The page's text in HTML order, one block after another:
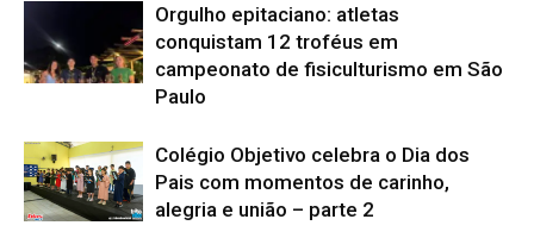
Orgulho epitaciano: atletas
conquistam 12 troféus em
campeonato de fisiculturismo em São
Paulo
Colégio Objetivo celebra o Dia dos
Pais com momentos de carinho,
alegria e união – parte 2